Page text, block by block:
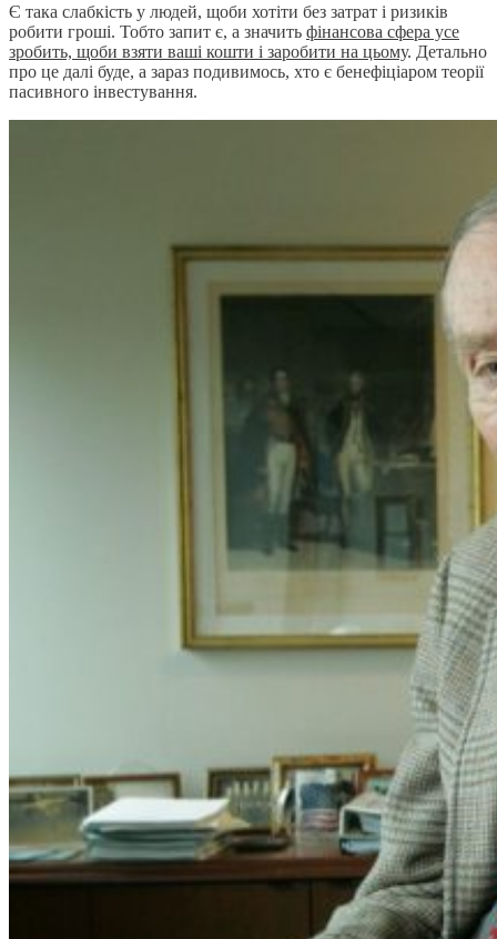
Є така слабкість у людей, щоби хотіти без затрат і ризиків
робити гроші. Тобто запит є, а значить фінансова сфера усе
зробить, щоби взяти ваші кошти і заробити на цьому. Детально
про це далі буде, а зараз подивимось, хто є бенефіціаром теорії
пасивного інвестування.